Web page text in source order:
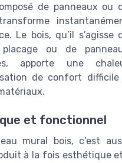
de panneaux ou
Le bois, qu’il s’agisse
ou de
apporte une
de confort difficile
et fonctionnel
mural bois, c’est
à la fois esthétique